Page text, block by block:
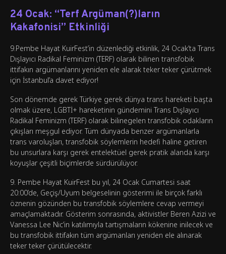
24 Ocak: “Terf Argüman(?)ların
Kakafonisi” Etkinliği
9.Pembe Hayat KuirFest’in düzenlediği etkinlik, 24 Ocak’ta Trans
Dışlayıcı Radikal Feminizm (TERF) olarak bilinen transfobik
ittifakın argümanlarını yeniden ele alarak teker teker çürütmek
için İstanbul’a davet ediyor!
Son dönemde gerek Türkiye gerek dünya trans hareketi başta
olmak üzere, LGBTİ+ hareketinin gündemini Trans Dışlayıcı
Radikal Feminizm (TERF) olarak bilinegelen transfobik odakların
çıkışları meşgul ediyor. Tüm dünyada benzer argümanlarla
trans varoluşları, transfobik söylemlerin hedefi haline getiren
bu unsurlara karşı gerek entelektüel gerek pratik alanda karşı
koyuşlar çeşitli biçimlerde sürdürülüyor.
9. Pembe Hayat KuirFest bu yıl, 24 Ocak Cumartesi saat
20:00’de, Geçiş/Uyum belgeselinin gösterimi ile birçok farklı
öznenin gözünden bu transfobik söylemlere cevap vermeyi
amaçlamaktadır. Gösterim sonrasında, aktivistler Beren Azizi ve
Vanessa Lee Nic’in katılımıyla tartışmaların kökenine inilecek ve
bu transfobik ittifakın tüm argümanları yeniden ele alınarak
teker teker çürütülecektir.